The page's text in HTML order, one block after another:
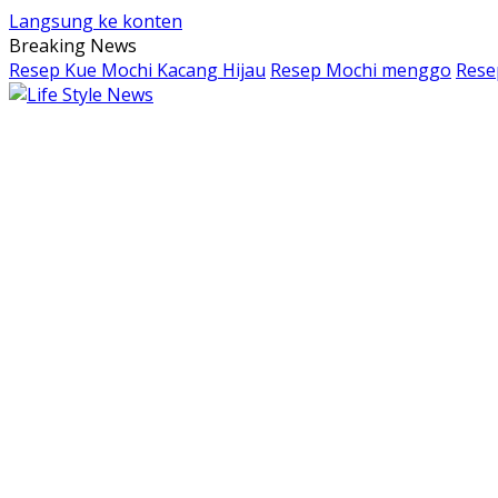
Langsung ke konten
Breaking News
Resep Kue Mochi Kacang Hijau Resep Mochi menggo